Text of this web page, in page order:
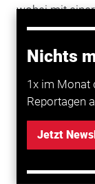
Nichts
1x im Monat
Reportagen
Jetzt
wobei mit
wird. Eine
Mattersburg,
Fahrverbot
von der
Quellverkehr